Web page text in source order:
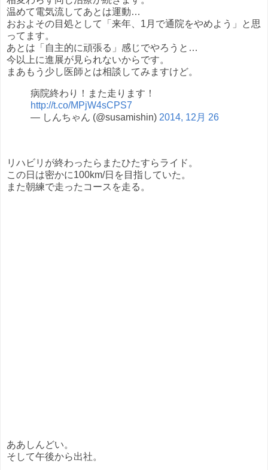
温めて電気流してあとは運動…
おおよその目処として「来年、1月で通院をやめよう」と思
ってます。
あとは「自主的に頑張る」感じでやろうと…
今以上に進展が見られないからです。
まあもう少し医師とは相談してみますけど。
病院終わり！また走ります！
http://t.co/MPjW4sCPS7
— しんちゃん (@susamishin) 2014, 12月 26
リハビリが終わったらまたひたすらライド。
この日は密かに100km/日を目指していた。
また朝練で走ったコースを走る。
ああしんどい。
そして午後から出社。